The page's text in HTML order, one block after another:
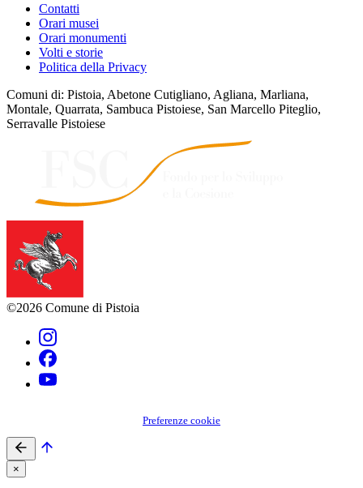
Contatti
Orari musei
Orari monumenti
Volti e storie
Politica della Privacy
Comuni di: Pistoia, Abetone Cutigliano, Agliana, Marliana,
Montale, Quarrata, Sambuca Pistoiese, San Marcello Piteglio,
Serravalle Pistoiese
©2026 Comune di Pistoia
Preferenze cookie
×